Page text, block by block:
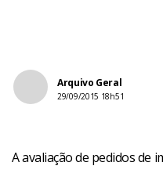
Arquivo Geral
29/09/2015 18h51
A avaliação de pedidos de